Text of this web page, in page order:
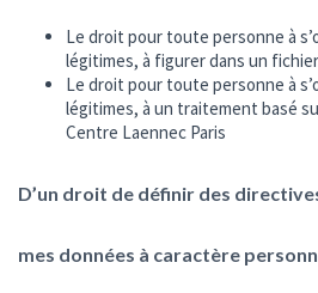
Le droit pour toute personne à
légitimes, à figurer dans un
Le droit pour toute personne à
légitimes, à un traitement basé
Centre Laennec Paris
D’un droit de définir des
mes données à caractère